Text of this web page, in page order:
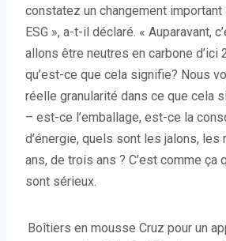
constatez un changement
ESG », a-t-il déclaré. « Auparavant,
allons être neutres en carbone d’ici
qu’est-ce que cela signifie? Nous
réelle granularité dans ce que cela
– est-ce l’emballage, est-ce la
d’énergie, quels sont les jalons, les
ans, de trois ans ? C’est comme ça
sont sérieux.
Boîtiers en mousse Cruz pour un